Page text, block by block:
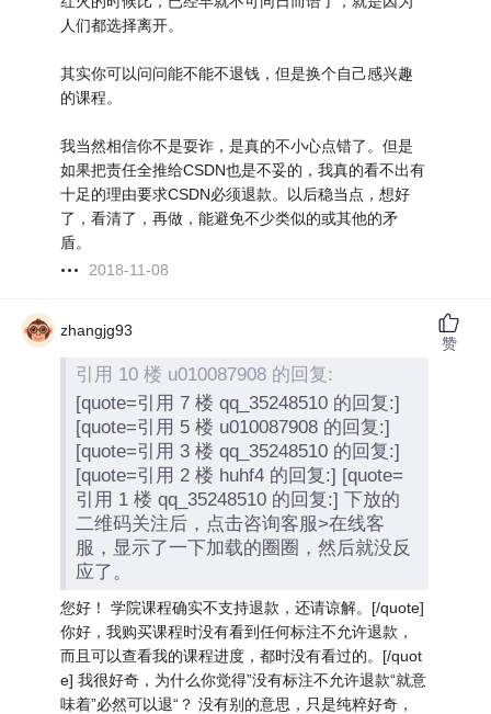
人们都选择离开。
其实你可以问问能不能不退钱，但是换个自己感兴趣
的课程。
我当然相信你不是耍诈，是真的不小心点错了。但是
如果把责任全推给CSDN也是不妥的，我真的看不出有
十足的理由要求CSDN必须退款。以后稳当点，想好
了，看清了，再做，能避免不少类似的或其他的矛
盾。
2018-11-08
zhangjg93
引用 10 楼 u010087908 的回复:
[quote=引用 7 楼 qq_35248510 的回复:]
[quote=引用 5 楼 u010087908 的回复:]
[quote=引用 3 楼 qq_35248510 的回复:]
[quote=引用 2 楼 huhf4 的回复:] [quote=
引用 1 楼 qq_35248510 的回复:] 下放的
二维码关注后，点击咨询客服>在线客
服，显示了一下加载的圈圈，然后就没反
应了。
您好！ 学院课程确实不支持退款，还请谅解。[/quote]
你好，我购买课程时没有看到任何标注不允许退款，
而且可以查看我的课程进度，都时没有看过的。[/quot
e] 我很好奇，为什么你觉得”没有标注不允许退款“就意
味着”必然可以退“？ 没有别的意思，只是纯粹好奇，
赞